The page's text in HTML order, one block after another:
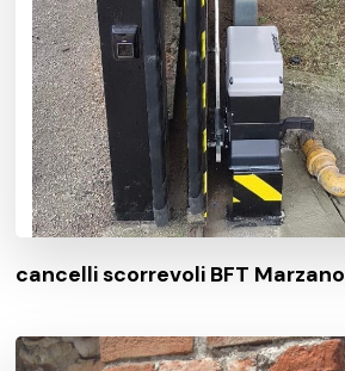
cancelli scorrevoli BFT Marzano